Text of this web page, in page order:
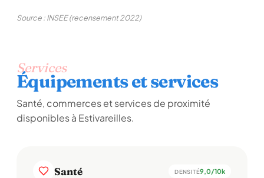
Source : INSEE (recensement 2022)
Services
Équipements et services
Santé, commerces et services de proximité
disponibles à Estivareilles.
Santé DENSITÉ9,0/10k